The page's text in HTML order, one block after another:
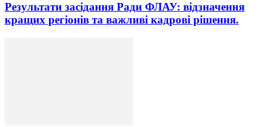
Результати засідання Ради ФЛАУ: відзначення
кращих регіонів та важливі кадрові рішення.